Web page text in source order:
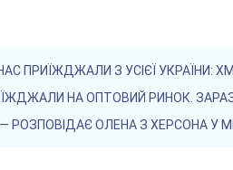
ПРИЇЖДЖАЛИ З УСІЄЇ УКРАЇНИ:
НА ОПТОВИЙ РИНОК. ЗАРАЗ
РОЗПОВІДАЄОЛЕНА З ХЕРСОНА У